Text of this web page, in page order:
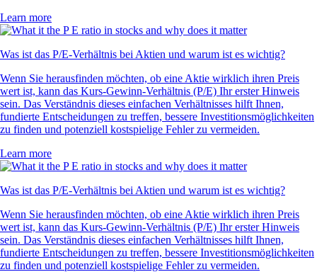
Learn more
Was ist das P/E-Verhältnis bei Aktien und warum ist es wichtig?
Wenn Sie herausfinden möchten, ob eine Aktie wirklich ihren Preis
wert ist, kann das Kurs-Gewinn-Verhältnis (P/E) Ihr erster Hinweis
sein. Das Verständnis dieses einfachen Verhältnisses hilft Ihnen,
fundierte Entscheidungen zu treffen, bessere Investitionsmöglichkeiten
zu finden und potenziell kostspielige Fehler zu vermeiden.
Learn more
Was ist das P/E-Verhältnis bei Aktien und warum ist es wichtig?
Wenn Sie herausfinden möchten, ob eine Aktie wirklich ihren Preis
wert ist, kann das Kurs-Gewinn-Verhältnis (P/E) Ihr erster Hinweis
sein. Das Verständnis dieses einfachen Verhältnisses hilft Ihnen,
fundierte Entscheidungen zu treffen, bessere Investitionsmöglichkeiten
zu finden und potenziell kostspielige Fehler zu vermeiden.